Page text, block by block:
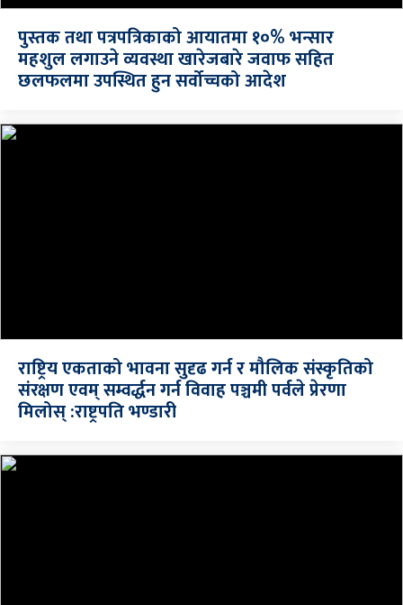
पुस्तक तथा पत्रपत्रिकाको आयातमा १०% भन्सार
महशुल लगाउने व्यवस्था खारेजबारे जवाफ सहित
छलफलमा उपस्थित हुन सर्वोच्चको आदेश
राष्ट्रिय एकताको भावना सुदृढ गर्न र मौलिक संस्कृतिको
संरक्षण एवम् सम्वर्द्धन गर्न विवाह पञ्चमी पर्वले प्रेरणा
मिलोस् :राष्ट्रपति भण्डारी